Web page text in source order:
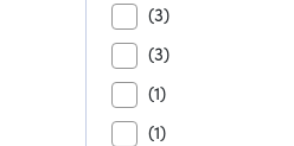
(3)
(3)
(1)
(1)